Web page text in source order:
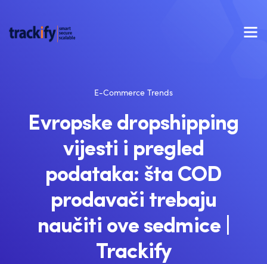
E-Commerce Trends
Evropske dropshipping
vijesti i pregled
podataka: šta COD
prodavači trebaju
naučiti ove sedmice |
Trackify